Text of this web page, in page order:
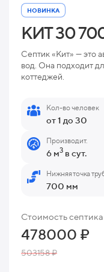
НОВИНКА
КИТ 30
Септик «Кит» — это
вод. Она подходит
коттеджей.
Кол-во человек
от 1 до 30
Производит.
6 м3 в сут.
Нижняя точка
700 мм
Стоимость септика
478000 ₽
503158 ₽